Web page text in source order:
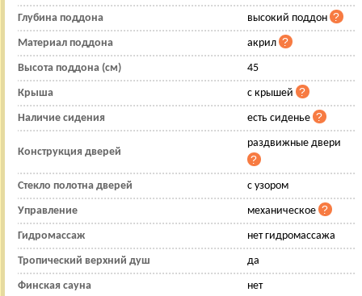
Глубина поддона высокий поддон
Материал поддона акрил
Высота поддона (см) 45
Крыша с крышей
Наличие сидения есть сиденье
Конструкция дверей
раздвижные двери
Стекло полотна дверей с узором
Управление механическое
Гидромассаж нет гидромассажа
Тропический верхний душ да
Финская сауна нет